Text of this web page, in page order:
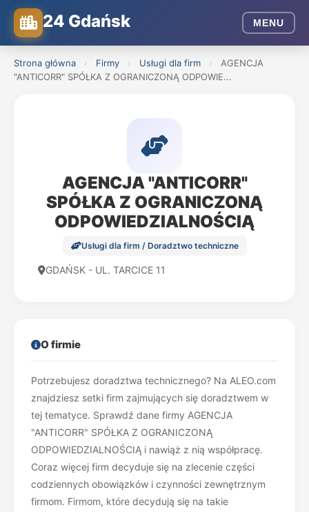
24 Gdańsk MENU
Strona główna › Firmy › Usługi dla firm ›
AGENCJA
"ANTICORR" SPÓŁKA Z OGRANICZONĄ ODPOWIE...
AGENCJA "ANTICORR"
SPÓŁKA Z OGRANICZONĄ
ODPOWIEDZIALNOŚCIĄ
Usługi dla firm / Doradztwo techniczne
GDAŃSK - UL. TARCICE 11
O firmie
Potrzebujesz doradztwa technicznego? Na ALEO.com
znajdziesz setki firm zajmujących się doradztwem w
tej tematyce. Sprawdź dane firmy AGENCJA
"ANTICORR" SPÓŁKA Z OGRANICZONĄ
ODPOWIEDZIALNOŚCIĄ i nawiąż z nią współpracę.
Coraz więcej firm decyduje się na zlecenie części
codziennych obowiązków i czynności zewnętrznym
firmom. Firmom, które decydują się na takie